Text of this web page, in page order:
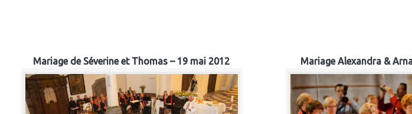
Mariage de Séverine et Thomas – 19 mai 2012 Mariage Alexandra &